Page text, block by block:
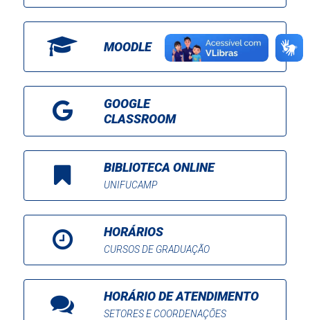
MOODLE
GOOGLE
CLASSROOM
BIBLIOTECA ONLINE
UNIFUCAMP
HORÁRIOS
CURSOS DE GRADUAÇÃO
HORÁRIO DE ATENDIMENTO
SETORES E COORDENAÇÕES